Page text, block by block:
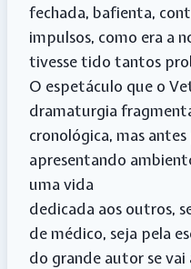
fechada, bafienta,
impulsos, como era a
tivesse tido tantos
O espetáculo que o
dramaturgia
cronológica, mas
apresentando
uma vida
dedicada aos outros,
de médico, seja pela
do grande autor se